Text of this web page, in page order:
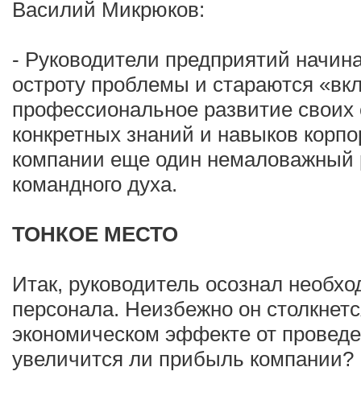
Василий Микрюков:
- Руководители предприятий
остроту проблемы и стараются
профессиональное развитие
конкретных знаний и навыков
компании еще один немаловажный
командного духа.
ТОНКОЕ МЕСТО
Итак, руководитель осознал
персонала. Неизбежно он
экономическом эффекте от
увеличится ли прибыль компании?